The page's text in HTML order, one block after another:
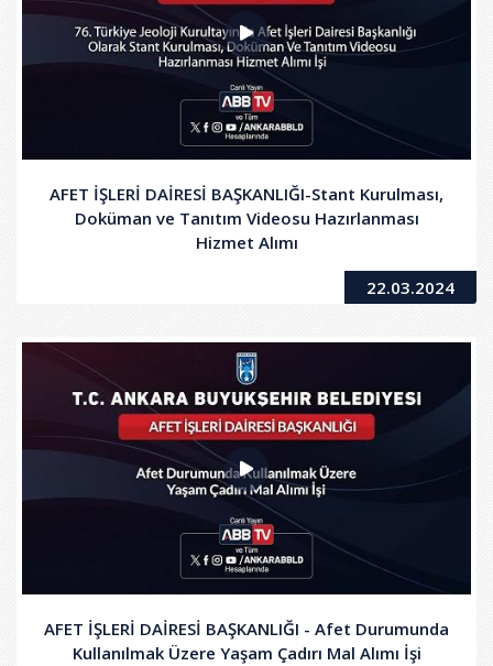
AFET İŞLERİ DAİRESİ BAŞKANLIĞI-Stant Kurulması,
Doküman ve Tanıtım Videosu Hazırlanması
Hizmet Alımı
22.03.2024
AFET İŞLERİ DAİRESİ BAŞKANLIĞI - Afet Durumunda
Kullanılmak Üzere Yaşam Çadırı Mal Alımı İşi